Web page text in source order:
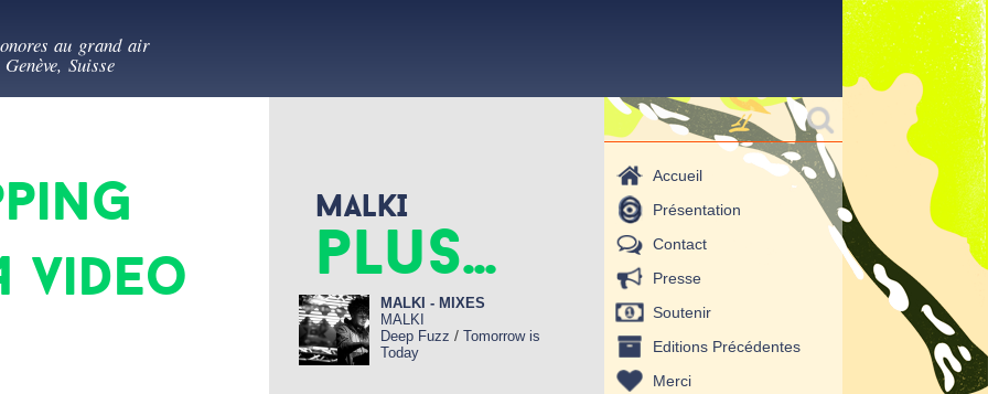
au vert
au grand air
Suisse
video
MALKI
plus...
MALKI - MIXES
MALKI
Deep Fuzz / Tomorrow is
Today
Formulaire de
recherche
Rechercher
Accueil
Présentation
Contact
Presse
Soutenir
Editions Précédentes
Merci